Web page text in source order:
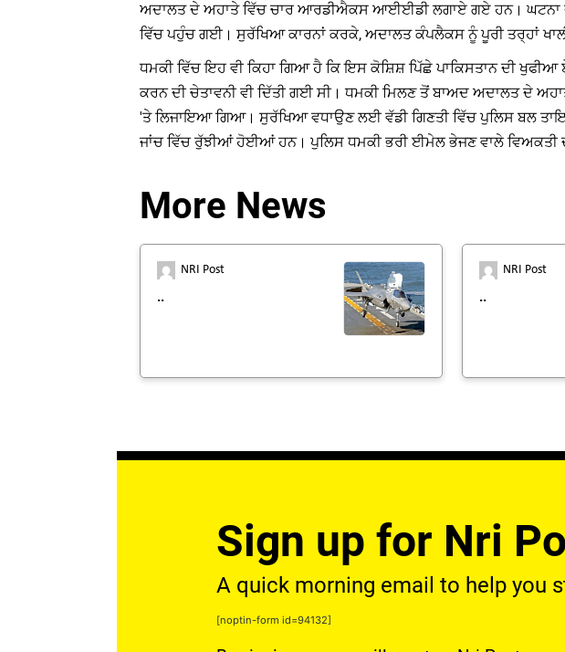
ਅਦਾਲਤ ਦੇ ਅਹਾਤੇ ਵਿੱਚ ਚਾਰ ਆਰਡੀਐਕਸ ਆਈਈਡੀ ਲਗਾਏ ਗਏ ਹਨ।
ਵਿੱਚ ਪਹੁੰਚ ਗਈ। ਸੁਰੱਖਿਆ ਕਾਰਨਾਂ ਕਰਕੇ, ਅਦਾਲਤ ਕੰਪਲੈਕਸ ਨੂੰ ਪੂਰੀ ਤਰ੍ਹਾਂ
ਧਮਕੀ ਵਿੱਚ ਇਹ ਵੀ ਕਿਹਾ ਗਿਆ ਹੈ ਕਿ ਇਸ ਕੋਸ਼ਿਸ਼ ਪਿੱਛੇ ਪਾਕਿਸਤਾਨ ਦੀ
ਕਰਨ ਦੀ ਚੇਤਾਵਨੀ ਵੀ ਦਿੱਤੀ ਗਈ ਸੀ। ਧਮਕੀ ਮਿਲਣ ਤੋਂ ਬਾਅਦ ਅਦਾਲਤ ਦੇ
'ਤੇ ਲਿਜਾਇਆ ਗਿਆ। ਸੁਰੱਖਿਆ ਵਧਾਉਣ ਲਈ ਵੱਡੀ ਗਿਣਤੀ ਵਿੱਚ ਪੁਲਿਸ ਬਲ
ਜਾਂਚ ਵਿੱਚ ਰੁੱਝੀਆਂ ਹੋਈਆਂ ਹਨ। ਪੁਲਿਸ ਧਮਕੀ ਭਰੀ ਈਮੇਲ ਭੇਜਣ ਵਾਲੇ ਵਿਅਕਤੀ
More News
NRI Post
..
NRI Post
..
Sign up for Nri
A quick morning email to help you
[noptin-form id=94132]